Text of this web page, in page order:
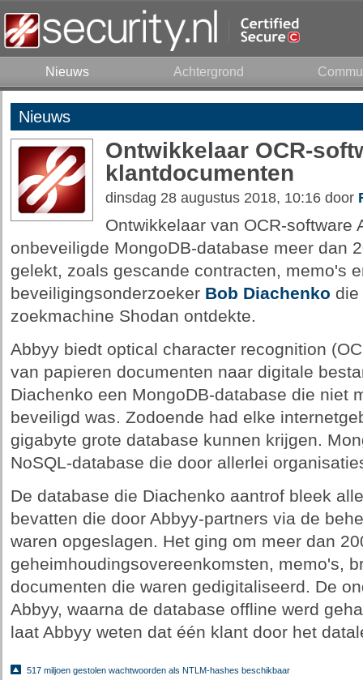
Nieuws Achtergrond
Nieuws
Ontwikkelaar OCR-
klantdocumenten
dinsdag 28 augustus 2018, 10:16 door
Ontwikkelaar van OCR-software
onbeveiligde MongoDB-database meer dan
gelekt, zoals gescande contracten, memo's
beveiligingsonderzoeker Bob Diachenko
zoekmachine Shodan ontdekte.
Abbyy biedt optical character recognition
van papieren documenten naar digitale
Diachenko een MongoDB-database die niet
beveiligd was. Zodoende had elke
gigabyte grote database kunnen krijgen.
NoSQL-database die door allerlei
De database die Diachenko aantrof bleek
bevatten die door Abbyy-partners via de
waren opgeslagen. Het ging om meer dan
geheimhoudingsovereenkomsten, memo's,
documenten die waren gedigitaliseerd. De
Abbyy, waarna de database offline werd
laat Abbyy weten dat één klant door het
517 miljoen gestolen wachtwoorden als NTLM-hashes beschikbaar